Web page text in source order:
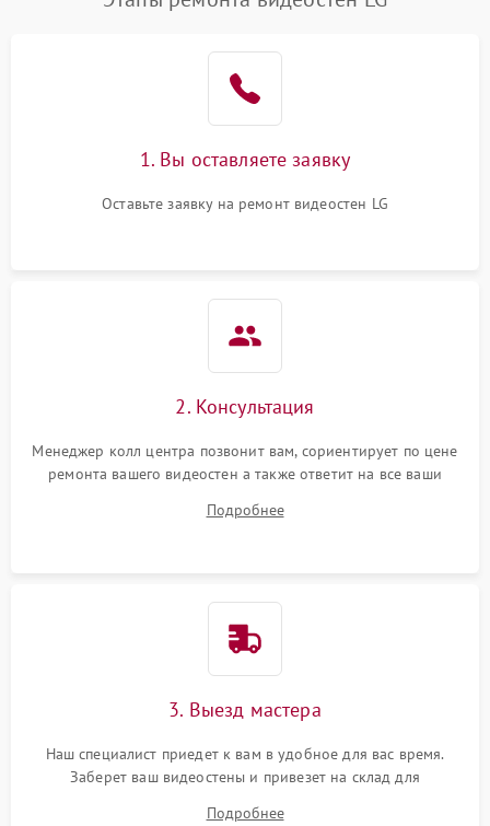
1. Вы оставляете заявку
Оставьте заявку на ремонт видеостен LG
2. Консультация
Менеджер колл центра позвонит вам, сориентирует по цене
ремонта вашего видеостен а также ответит на все ваши
Подробнее
3. Выезд мастера
Наш специалист приедет к вам в удобное для вас время.
Заберет ваш видеостены и привезет на склад для
Подробнее